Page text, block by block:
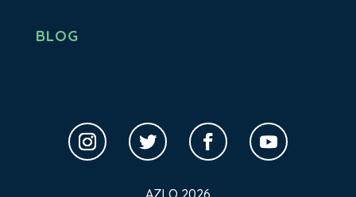
BLOG
AZLO 2026